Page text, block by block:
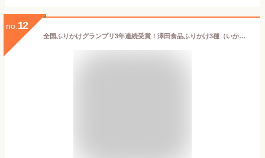
no. 12
全国ふりかけグランプリ3年連続受賞！澤田食品ふりかけ3種（いか昆布、梅ちりめん、たこ昆布）いか昆布 80g 梅ちりめん 80g たこ昆布 70gx1 海鮮 お取り寄せ お試し 生ふりかけ おかず セット